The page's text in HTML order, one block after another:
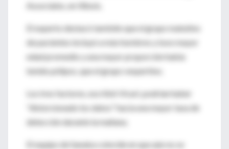
Associates, en Illinois.
El experto destacó también que el grupo matutino
de pacientes incluyó a más hombres y tuvo mayor
edad promedio y una mayor proporción había
tenido pólipos, que el grupo vespertino.
Los tres factores, escribió Vicari, podrían haber
"distorsionado los datos" hacia una mayor tasa de
detección durante la mañana.
El equipo de Sanaka coincide en que aún no se